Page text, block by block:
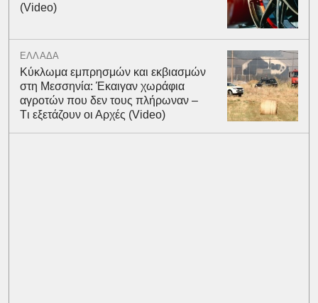
(Video)
ΕΛΛΑΔΑ
Kύκλωμα εμπρησμών και εκβιασμών
στη Μεσσηνία: Έκαιγαν χωράφια
αγροτών που δεν τους πλήρωναν –
Tι εξετάζουν οι Αρχές (Video)